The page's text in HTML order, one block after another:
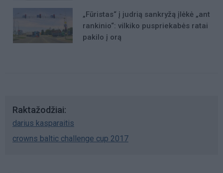
„Fūristas“ į judrią sankryžą įlėkė „ant
rankinio“: vilkiko puspriekabės ratai
pakilo į orą
Raktažodžiai
darius kasparaitis
crowns baltic challenge cup 2017